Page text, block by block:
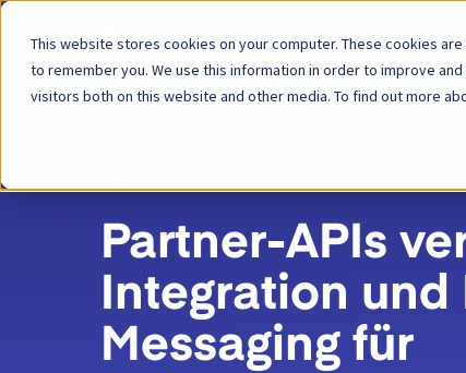
This website stores cookies on your computer. These cookies
to remember you. We use this information in order to improve
visitors both on this website and other media. To find out more
Plattform
ZURÜCK BLOG-BEITRAG 28. MAI 2024
Partner-APIs
Integration und
Messaging für